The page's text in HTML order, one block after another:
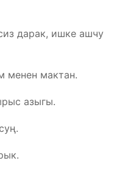
дарак, ишке ашчу
менен мактан.
азыгы.